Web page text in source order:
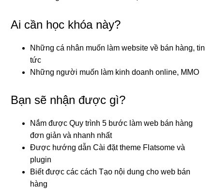
Ai cần học khóa này?
Những cá nhân muốn làm website về bán hàng, tin
tức
Những người muốn làm kinh doanh online, MMO
Bạn sẽ nhận được gì?
Nắm được Quy trình 5 bước làm web bán hàng
đơn giản và nhanh nhất
Được hướng dẫn Cài đặt theme Flatsome và
plugin
Biết được các cách Tạo nội dung cho web bán
hàng